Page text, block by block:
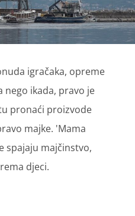
igračaka, opreme
nego ikada, pravo je
pronaći proizvode
majke. 'Mama
spajaju majčinstvo,
djeci.